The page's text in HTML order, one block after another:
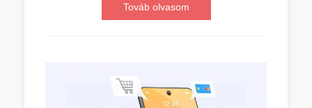
Továb olvasom